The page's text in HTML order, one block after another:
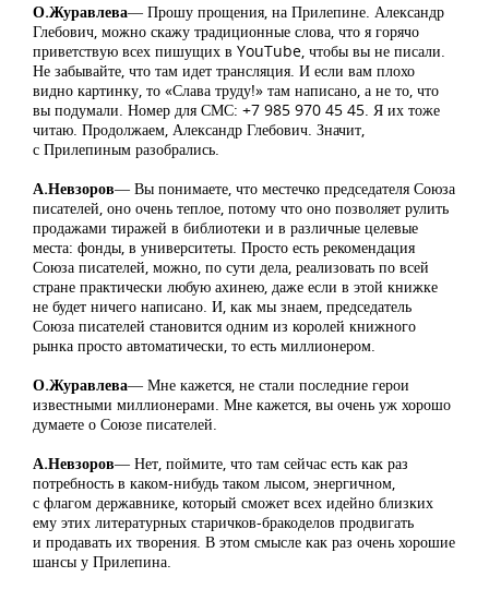
О.Журавлева― Прошу прощения, на Прилепине. Александр
Глебович, можно скажу традиционные слова, что я горячо
приветствую всех пишущих в YouTube, чтобы вы не писали.
Не забывайте, что там идет трансляция. И если вам плохо
видно картинку, то «Слава труду!» там написано, а не то, что
вы подумали. Номер для СМС: +7 985 970 45 45. Я их тоже
читаю. Продолжаем, Александр Глебович. Значит,
с Прилепиным разобрались.
А.Невзоров― Вы понимаете, что местечко председателя Союза
писателей, оно очень теплое, потому что оно позволяет рулить
продажами тиражей в библиотеки и в различные целевые
места: фонды, в университеты. Просто есть рекомендация
Союза писателей, можно, по сути дела, реализовать по всей
стране практически любую ахинею, даже если в этой книжке
не будет ничего написано. И, как мы знаем, председатель
Союза писателей становится одним из королей книжного
рынка просто автоматически, то есть миллионером.
О.Журавлева― Мне кажется, не стали последние герои
известными миллионерами. Мне кажется, вы очень уж хорошо
думаете о Союзе писателей.
А.Невзоров― Нет, поймите, что там сейчас есть как раз
потребность в каком-нибудь таком лысом, энергичном,
с флагом державнике, который сможет всех идейно близких
ему этих литературных старичков-бракоделов продвигать
и продавать их творения. В этом смысле как раз очень хорошие
шансы у Прилепина.